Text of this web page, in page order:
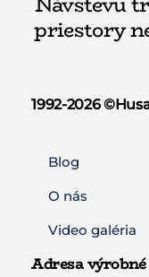
priestory
1992-2026
Blog
O nás
Video galéria
Adresa